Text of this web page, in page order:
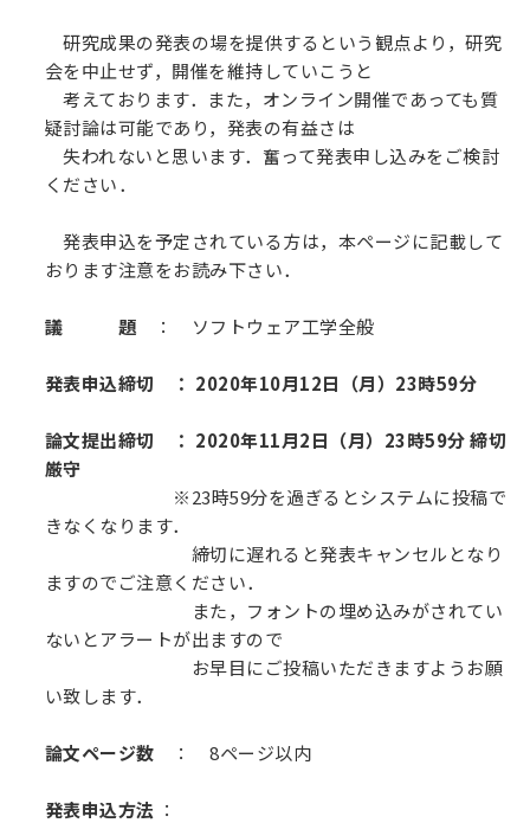
研究成果の発表の場を提供するという観点より，研究
会を中止せず，開催を維持していこうと
考えております．また，オンライン開催であっても質
疑討論は可能であり，発表の有益さは
失われないと思います．奮って発表申し込みをご検討
ください．
発表申込を予定されている方は，本ページに記載して
おります注意をお読み下さい．
議 題 ： ソフトウェア工学全般
発表申込締切 ： 2020年10月12日（月）23時59分
論文提出締切 ： 2020年11月2日（月）23時59分 締切
厳守
※23時59分を過ぎるとシステムに投稿で
きなくなります．
締切に遅れると発表キャンセルとなり
ますのでご注意ください．
また，フォントの埋め込みがされてい
ないとアラートが出ますので
お早目にご投稿いただきますようお願
い致します．
論文ページ数 ： 8ページ以内
発表申込方法 ：